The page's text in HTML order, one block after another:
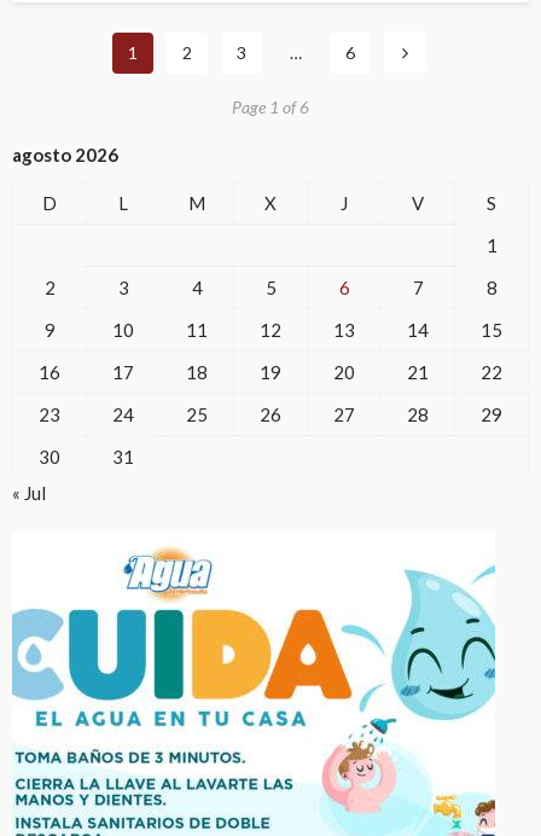
1 2 3 … 6
Page 1 of 6
agosto 2026
D L M X J V
S
1
2
3 4 5 6 7
8
9
10 11 12 13 14
15
16
17 18 19 20 21
22
23
24 25 26 27 28
29
30
31
« Jul